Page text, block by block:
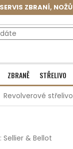
ZBRANÍ, NOŽŮ
ZBRANĚ STŘELIVO
Revolverové střelivo
Sellier & Bellot